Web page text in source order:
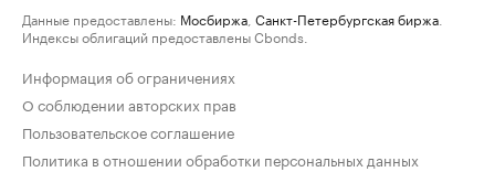
Данные предоставлены: Мосбиржа Санкт-Петербургская биржа
Индексы облигаций предоставлены Cbonds.
Информация об ограничениях
О соблюдении авторских прав
Пользовательское соглашение
Политика в отношении обработки персональных данных